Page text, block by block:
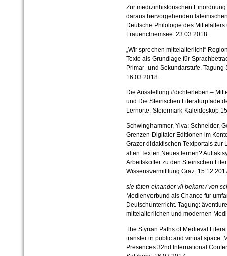
Zur medizinhistorischen
daraus hervorgehenden
Deutsche Philologie des
Frauenchiemsee. 23.03.2018.
„Wir sprechen mittelalterlich!“
Texte als Grundlage für
Primar- und Sekundarstufe.
16.03.2018.
Die Ausstellung #dichterleben –
und Die Steirischen Literaturpfade
Lernorte. Steiermark-Kaleidoskop
Schwinghammer, Ylva; Schneider,
Grenzen Digitaler Editionen im
Grazer didaktischen Textportals zur
alten Texten Neues lernen?
Arbeitskoffer zu den Steirischen
Wissensvermittlung Graz.
sie tâten einander vil bekant / von
Medienverbund als Chance für
Deutschunterricht. Tagung:
mittelalterlichen und modernen
The Styrian Paths of Medieval
transfer in public and virtual space.
Presences 32nd International